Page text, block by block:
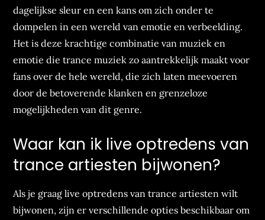
dagelijkse sleur en een kans om zich onder te
dompelen in een wereld van emotie en verbeelding.
Het is deze krachtige combinatie van muziek en
emotie die trance muziek zo aantrekkelijk maakt voor
fans over de hele wereld, die zich laten meevoeren
door de betoverende klanken en grenzeloze
mogelijkheden van dit genre.
Waar kan ik live optredens van
trance artiesten bijwonen?
Als je graag live optredens van trance artiesten wilt
bijwonen, zijn er verschillende opties beschikbaar om